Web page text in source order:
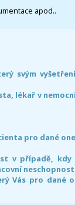
apod..
svým
lékař v
pro dané
v případě, kdy
Vás pro dané